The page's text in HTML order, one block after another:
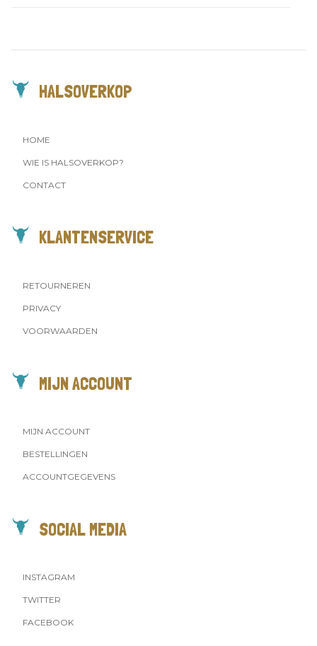
HALSOVERKOP
HOME
WIE IS HALSOVERKOP?
CONTACT
KLANTENSERVICE
RETOURNEREN
PRIVACY
VOORWAARDEN
MIJN ACCOUNT
MIJN ACCOUNT
BESTELLINGEN
ACCOUNTGEGEVENS
SOCIAL MEDIA
INSTAGRAM
TWITTER
FACEBOOK